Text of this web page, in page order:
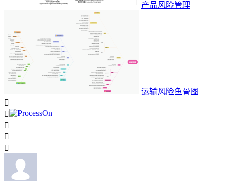
产品风险管理
运输风险鱼骨图




